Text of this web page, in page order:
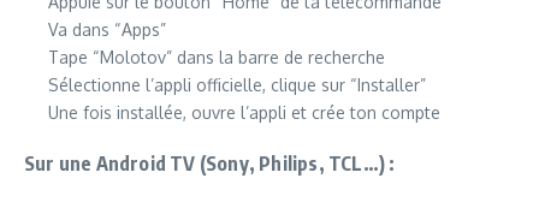
Va dans “Apps”
Tape “Molotov” dans la barre de recherche
Sélectionne l’appli officielle, clique sur “Installer”
Une fois installée, ouvre l’appli et crée ton compte
Sur une Android TV (Sony, Philips, TCL…) :